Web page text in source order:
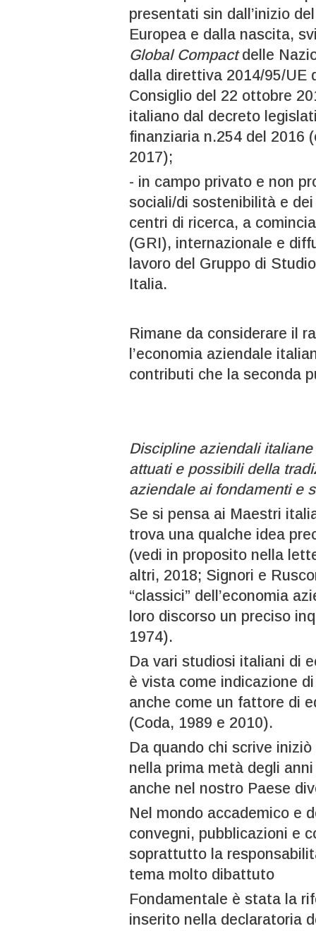
presentati sin dall’inizio
Europea e dalla nascita,
Global Compactdelle
dalla direttiva 2014/95/UE
Consiglio del 22 ottobre
italiano dal decreto
finanziaria n.254 del 2016
2017);
- in campo privato e non
sociali/di sostenibilità e
centri di ricerca, a
(GRI), internazionale e
lavoro del Gruppo di
Italia.
Rimane da considerare il
l’economia aziendale
contributi che la seconda
Discipline aziendali
attuati e possibili della
aziendale ai fondamenti e
Se si pensa ai Maestri
trova una qualche idea
(vedi in proposito nella
altri, 2018; Signori e
“classici” dell’economia
loro discorso un preciso
1974).
Da vari studiosi italiani di
è vista come indicazione
anche come un fattore di
(Coda, 1989 e 2010).
Da quando chi scrive
nella prima metà degli
anche nel nostro Paese
Nel mondo accademico e
convegni, pubblicazioni e
soprattutto la
tema molto dibattuto
Fondamentale è stata la
inserito nella declaratoria